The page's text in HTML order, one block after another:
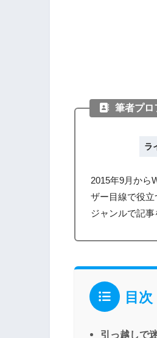
筆者プロ
ラ
2015年9月から
ザー目線で役
ジャンルで記
目次
引っ越しで